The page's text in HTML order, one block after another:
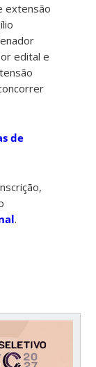
extensão
edital e
de
.